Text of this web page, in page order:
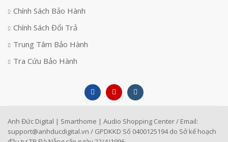
Chính Sách Bảo Hành
Chính Sách Đổi Trả
Trung Tâm Bảo Hành
Tra Cứu Bảo Hành
Anh Đức Digital | Smarthome | Audio Shopping Center / Email:
support@anhducdigital.vn / GPDKKD Số 0400125194 do Sở kế hoạch